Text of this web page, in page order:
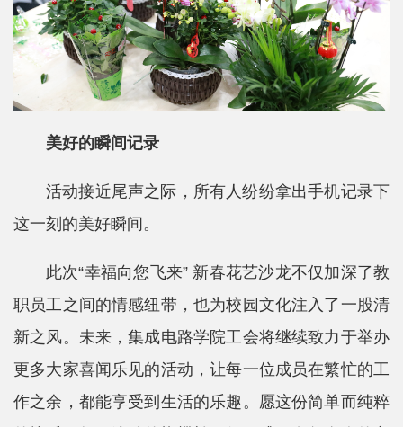
美好的瞬间记录
活动接近尾声之际，所有人纷纷拿出手机记录下
这一刻的美好瞬间。
此次“幸福向您飞来” 新春花艺沙龙不仅加深了教
职员工之间的情感纽带，也为校园文化注入了一股清
新之风。未来，集成电路学院工会将继续致力于举办
更多大家喜闻乐见的活动，让每一位成员在繁忙的工
作之余，都能享受到生活的乐趣。愿这份简单而纯粹